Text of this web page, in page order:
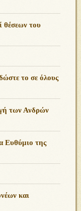
θέσεων του
το σε όλους
των Ανδρών
Ευθύμιο της
και